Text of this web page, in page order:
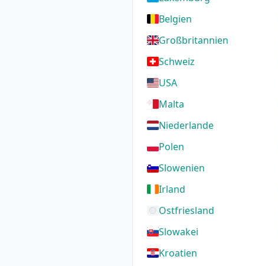
Belgien
Großbritannien
Schweiz
USA
Malta
Niederlande
Polen
Slowenien
Irland
Ostfriesland
Slowakei
Kroatien